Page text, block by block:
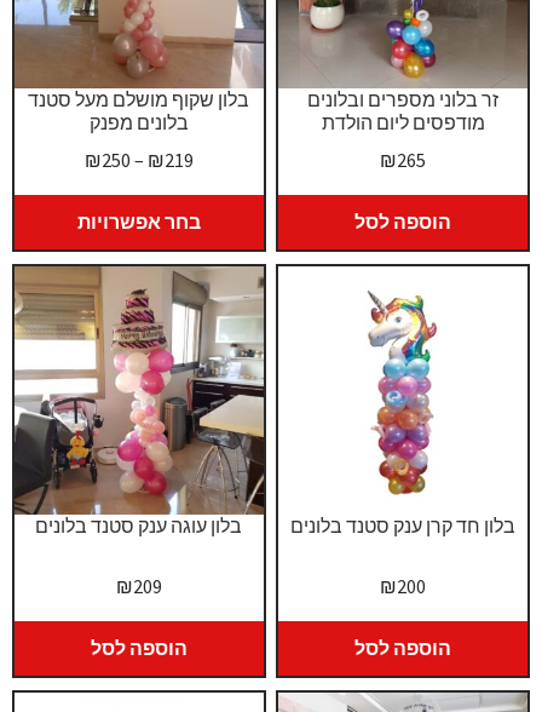
בלון שקוף מושלם מעל סטנד
בלונים מפנק
₪219
–
₪250
עד
⁦₪250⁩
בחר אפשרויות
זר בלוני מספרים ובלונים
מודפסים ליום הולדת
₪265
הוספה לסל
בלון עוגה ענק סטנד בלונים
₪209
הוספה לסל
בלון חד קרן ענק סטנד בלונים
₪200
הוספה לסל